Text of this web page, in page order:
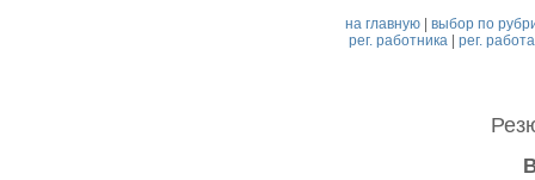
на главную |выбор по
рег. работника| рег.